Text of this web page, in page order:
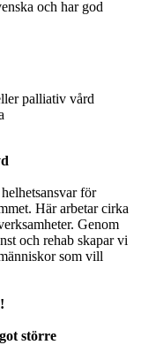
och har god
palliativ vård
för
Här arbetar cirka
Genom
och rehab skapar vi
som vill
större